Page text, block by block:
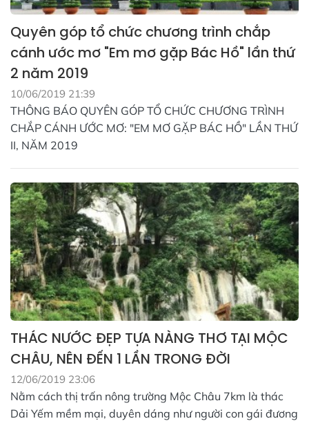
Quyên góp tổ chức chương trình chắp
cánh ước mơ "Em mơ gặp Bác Hồ" lần thứ
2 năm 2019
10/06/2019 21:39
THÔNG BÁO QUYÊN GÓP TỔ CHỨC CHƯƠNG TRÌNH
CHẮP CÁNH ƯỚC MƠ: "EM MƠ GẶP BÁC HỒ" LẦN THỨ
II, NĂM 2019
THÁC NƯỚC ĐẸP TỰA NÀNG THƠ TẠI MỘC
CHÂU, NÊN ĐẾN 1 LẦN TRONG ĐỜI
12/06/2019 23:06
Nằm cách thị trấn nông trường Mộc Châu 7km là thác
Dải Yếm mềm mại, duyên dáng như người con gái đương